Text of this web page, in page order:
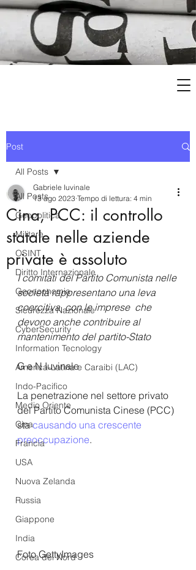
Post
All Posts
Geopolitica
Militare
OSINT
Diritto Internazionale
Geoeconomia
Sicurezza Nazionale
CyberSecurity
Information Tecnology
America-Latina e Caraibi (LAC)
Indo-Pacifico
Medio Oriente
Cina
Francia
USA
Nuova Zelanda
Russia
Giappone
India
Corea del Nord
All Posts
Cina, PCC: il controllo
statale nelle aziende
private è assoluto
Gabriele Iuvinale
13 ago 2023 Tempo di lettura: 4 min
I comitati del Partito Comunista nelle
società rappresentano una leva
coercitiva, con le imprese  che
devono anche contribuire al
mantenimento del partito-Stato
G e N Iuvinale
La penetrazione nel settore privato
del Partito Comunista Cinese (PCC)
sta causando una crescente
preoccupazione.
Foto GettyImages